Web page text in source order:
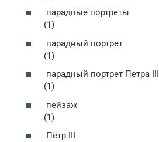
парадные портреты
(1)
парадный портрет
(1)
парадный портрет Петра III
(1)
пейзаж
(1)
Пётр III